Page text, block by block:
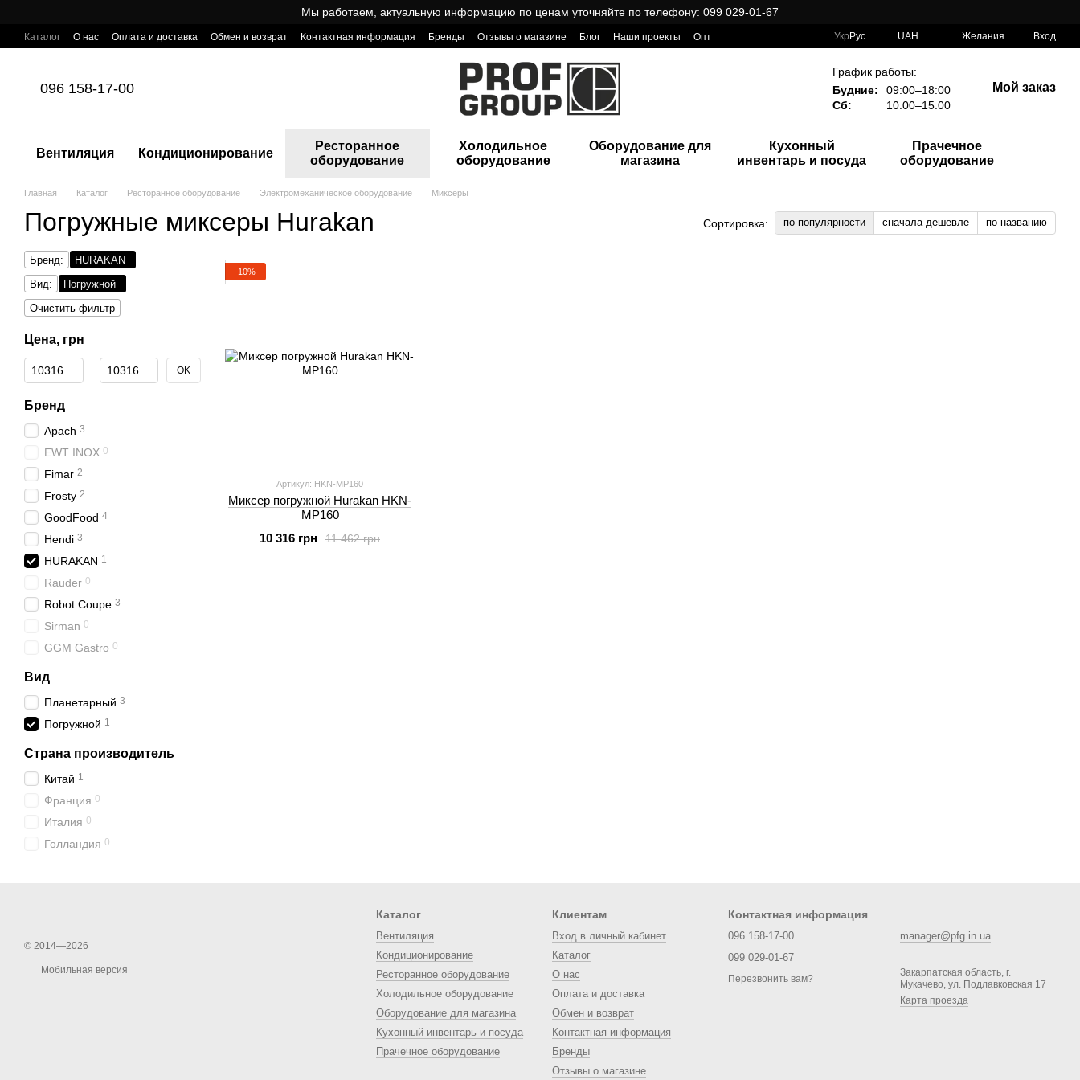
Мы работаем, актуальную информацию по ценам уточняйте по телефону: 099 029-01-67
Каталог О нас Оплата и доставка Обмен и возврат Контактная информация Бренды Отзывы о магазине Блог Наши проекты
Опт
Укр Рус UAH Желания Вход
096 158-17-00
График работы:
Будние:
09:00–18:00
Сб:
10:00–15:00
Мой заказ
Вентиляция Кондиционирование
Ресторанное
оборудование
Холодильное
оборудование
Оборудование для
магазина
Кухонный
инвентарь и посуда
Прачечное
оборудование
Главная Каталог Ресторанное оборудование Электромеханическое оборудование Миксеры
Погружные миксеры Hurakan Сортировка: по популярности сначала дешевле по названию
−10%
Артикул: HKN-MP160
Миксер погружной Hurakan HKN-
MP160
11 462 грн
10 316 грн
Бренд:
HURAKAN
Вид:
Погружной
Очистить фильтр
Цена, грн
От Цена, грн
До Цена, грн OK
Бренд
Apach 3
EWT INOX 0
Fimar 2
Frosty 2
GoodFood 4
Hendi 3
HURAKAN 1
Rauder 0
Robot Coupe 3
Sirman 0
GGM Gastro 0
Вид
Планетарный 3
Погружной 1
Страна производитель
Китай 1
Франция 0
Италия 0
Голландия 0
© 2014—2026
Мобильная версия
Каталог
Вентиляция
Кондиционирование
Ресторанное оборудование
Холодильное оборудование
Оборудование для магазина
Кухонный инвентарь и посуда
Прачечное оборудование
Клиентам
Вход в личный кабинет
Каталог
О нас
Оплата и доставка
Обмен и возврат
Контактная информация
Бренды
Отзывы о магазине
Контактная информация
096 158-17-00
099 029-01-67
Перезвонить вам?
manager@pfg.in.ua
Закарпатская область, г.
Мукачево, ул. Подлавковская 17
Карта проезда